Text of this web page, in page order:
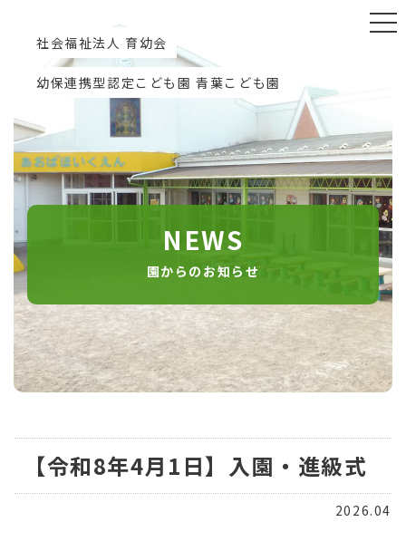
社会福祉法人 育幼会
幼保連携型認定こども園 青葉こども園
NEWS
園からのお知らせ
【令和8年4月1日】入園・進級式
2026.04